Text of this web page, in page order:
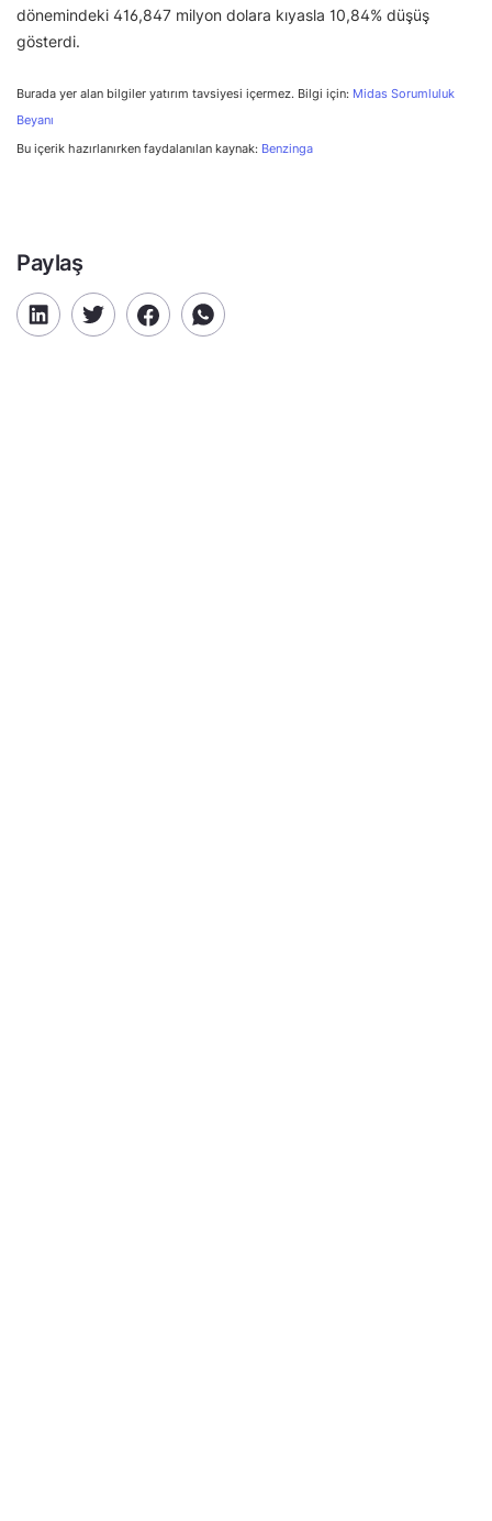
dönemindeki 416,847 milyon dolara kıyasla 10,84% düşüş
gösterdi.
Burada yer alan bilgiler yatırım tavsiyesi içermez. Bilgi için: Midas Sorumluluk
Beyanı
Bu içerik hazırlanırken faydalanılan kaynak: Benzinga
Paylaş